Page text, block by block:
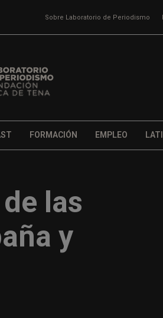
Sobre Laboratorio de Periodismo
FORMACIÓN EMPLEO
las
y